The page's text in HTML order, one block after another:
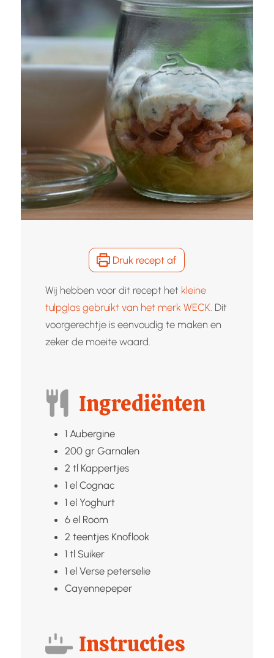
Druk recept af
Wij hebben voor dit recept het kleine
tulpglas gebruikt van het merk WECK . Dit
voorgerechtje is eenvoudig te maken en
zeker de moeite waard.
Ingrediënten
1 Aubergine
200 gr Garnalen
2 tl Kappertjes
1 el Cognac
1 el Yoghurt
6 el Room
2 teentjes Knoflook
1 tl Suiker
1 el Verse peterselie
Cayennepeper
Instructies